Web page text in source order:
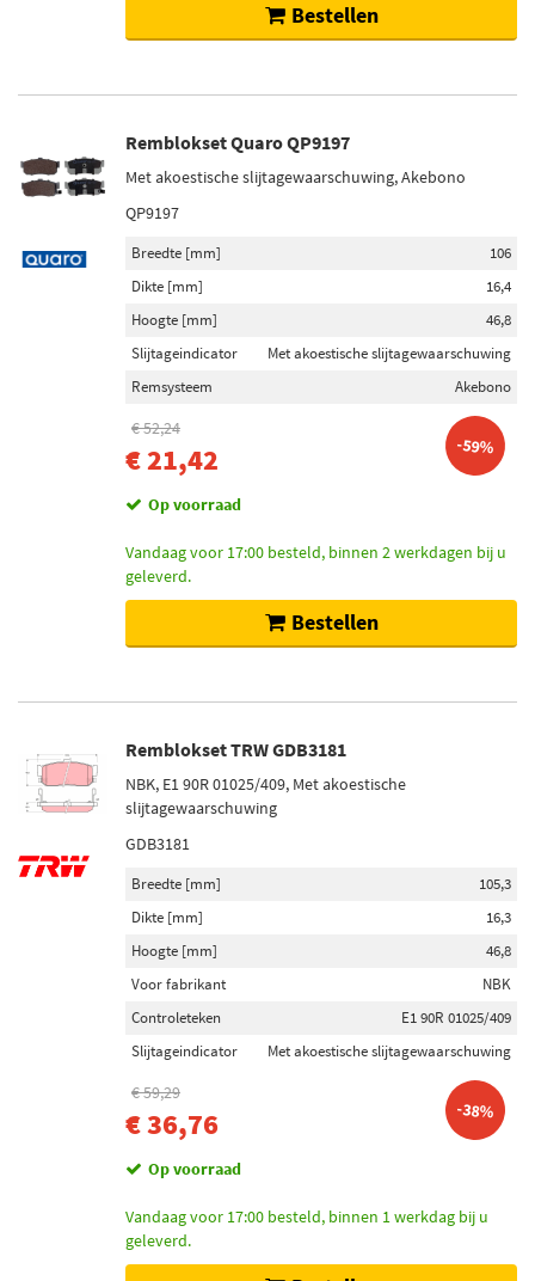
Bestellen
Remblokset Quaro QP9197
Met akoestische slijtagewaarschuwing, Akebono
QP9197
Breedte [mm]
106
Dikte [mm]
16,4
Hoogte [mm]
46,8
Slijtageindicator
Met akoestische slijtagewaarschuwing
Remsysteem
Akebono
€ 52,24
€ 21,42 -59%
Op voorraad
Vandaag voor 17:00 besteld, binnen 2 werkdagen bij u
geleverd.
Bestellen
Remblokset TRW GDB3181
NBK, E1 90R 01025/409, Met akoestische
slijtagewaarschuwing
GDB3181
Breedte [mm]
105,3
Dikte [mm]
16,3
Hoogte [mm]
46,8
Voor fabrikant
NBK
Controleteken
E1 90R 01025/409
Slijtageindicator
Met akoestische slijtagewaarschuwing
€ 59,29
€ 36,76 -38%
Op voorraad
Vandaag voor 17:00 besteld, binnen 1 werkdag bij u
geleverd.